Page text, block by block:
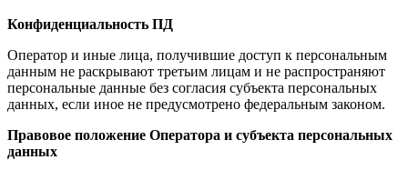
Конфиденциальность ПД
Оператор и иные лица, получившие доступ к персональным
данным не раскрывают третьим лицам и не распространяют
персональные данные без согласия субъекта персональных
данных, если иное не предусмотрено федеральным законом.
Правовое положение Оператора и субъекта персональных
данных